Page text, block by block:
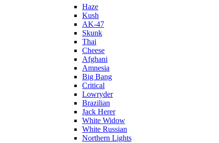
Haze
Kush
AK-47
Skunk
Thai
Cheese
Afghani
Amnesia
Big Bang
Critical
Lowryder
Brazilian
Jack Herer
White Widow
White Russian
Northern Lights